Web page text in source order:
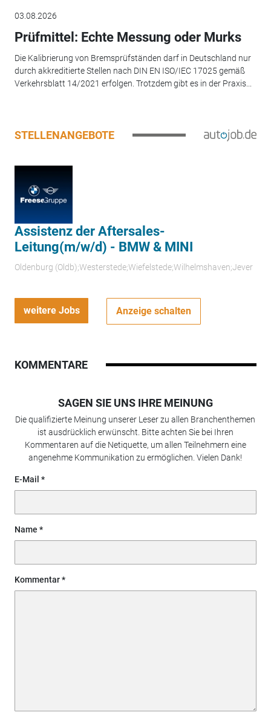
03.08.2026
Prüfmittel: Echte Messung oder Murks
Die Kalibrierung von Bremsprüfständen darf in Deutschland nur
durch akkreditierte Stellen nach DIN EN ISO/IEC 17025 gemäß
Verkehrsblatt 14/2021 erfolgen. Trotzdem gibt es in der Praxis...
STELLENANGEBOTE
Assistenz der Aftersales-
Leitung(m/w/d) - BMW & MINI
Oldenburg (Oldb);Westerstede;Wiefelstede;Wilhelmshaven;Jever
weitere Jobs Anzeige schalten
KOMMENTARE
SAGEN SIE UNS IHRE MEINUNG
Die qualifizierte Meinung unserer Leser zu allen Branchenthemen
ist ausdrücklich erwünscht. Bitte achten Sie bei Ihren
Kommentaren auf die Netiquette, um allen Teilnehmern eine
angenehme Kommunikation zu ermöglichen. Vielen Dank!
E-Mail
Name
Kommentar